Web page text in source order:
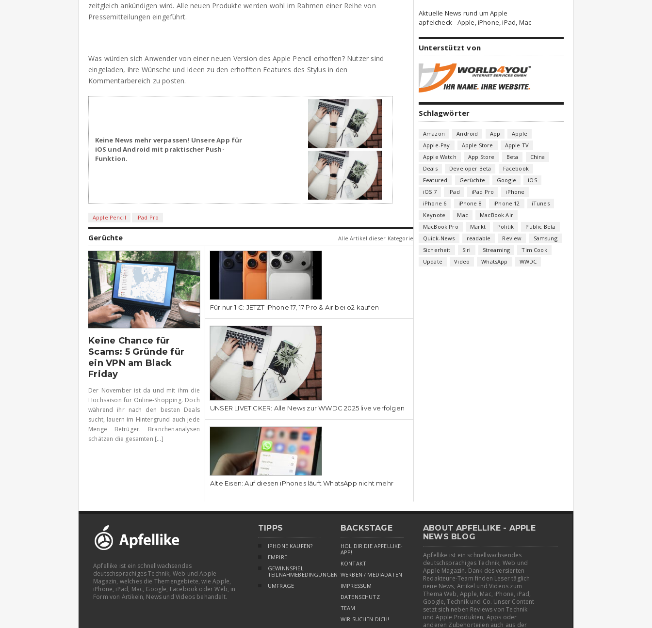
zeitgleich ankündigen wird. Alle neuen Produkte werden wohl im Rahmen einer Reihe von
Pressemitteilungen eingeführt.
Was würden sich Anwender von einer neuen Version des Apple Pencil erhoffen? Nutzer sind
eingeladen, ihre Wünsche und Ideen zu den erhofften Features des Stylus in den
Kommentarbereich zu posten.
Keine News mehr verpassen! Unsere App für
iOS und Android mit praktischer Push-
Funktion.
Apple Pencil iPad Pro
Gerüchte Alle Artikel dieser Kategorie
Keine Chance für
Scams: 5 Gründe für
ein VPN am Black
Friday
Der November ist da und mit ihm die
Hochsaison für Online-Shopping. Doch
während ihr nach den besten Deals
sucht, lauern im Hintergrund auch jede
Menge Betrüger. Branchenanalysen
schätzen die gesamten [...]
Für nur 1 €: JETZT iPhone 17, 17 Pro & Air bei o2 kaufen
UNSER LIVETICKER: Alle News zur WWDC 2025 live verfolgen
Alte Eisen: Auf diesen iPhones läuft WhatsApp nicht mehr
Aktuelle News rund um Apple
apfelcheck - Apple, iPhone, iPad, Mac
Unterstützt von
Schlagwörter
Amazon Android App
Apple
Apple-Pay
Apple Store
Apple TV
Apple Watch
App Store Beta
China
Deals
Developer Beta
Facebook
Featured
Gerüchte Google
iOS
iOS 7
iPad iPad Pro
iPhone
iPhone 6
iPhone 8 iPhone 12
iTunes
Keynote
Mac
MacBook Air
MacBook Pro
Markt Politik
Public Beta
Quick-News
readable Review
Samsung
Sicherheit
Siri Streaming
Tim Cook
Update
Video WhatsApp WWDC
Apfellike ist ein schnellwachsendes
deutschsprachiges Technik, Web und Apple
Magazin, welches die Themengebiete, wie Apple,
iPhone, iPad, Mac, Google, Facebook oder Web, in
Form von Artikeln, News und Videos behandelt.
TIPPS
IPHONE KAUFEN?
EMPIRE
GEWINNSPIEL
TEILNAHMEBEDINGUNGEN
UMFRAGE
BACKSTAGE
HOL DIR DIE APFELLIKE-
APP!
KONTAKT
WERBEN / MEDIADATEN
IMPRESSUM
DATENSCHUTZ
TEAM
WIR SUCHEN DICH!
ABOUT APFELLIKE - APPLE
NEWS BLOG
Apfellike ist ein schnellwachsendes
deutschsprachiges Technik, Web und
Apple Magazin. Dank des versierten
Redakteure-Team finden Leser täglich
neue News, Artikel und Videos zum
Thema Web, Apple, Mac, iPhone, iPad,
Google, Technik und Co. Unser Content
setzt sich neben Reviews von Technik
und Apple Produkten, Apps oder
anderen Zubehörteilen auch aus der